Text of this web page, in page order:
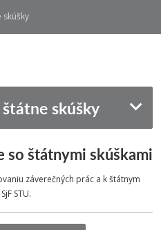
skúšky
skúšky
so štátnymi skúškami
záverečných prác a k štátnym
STU.